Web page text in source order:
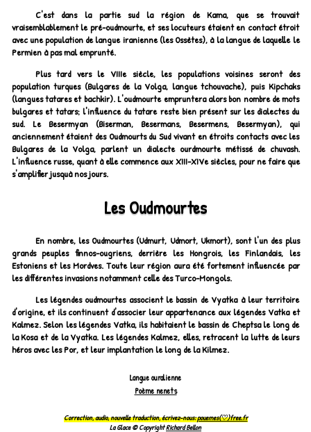
C'est dans la partie sud la région de Kama, que se trouvait
vraisemblablement le pré-oudmourte, et ses locuteurs étaient en contact étroit
avec une population de langue iranienne (les Ossètes), à la langue de laquelle le
Permien à pas mal emprunté.
Plus tard vers le VIIIe siècle, les populations voisines seront des
population turques (Bulgares de la Volga, langue tchouvache), puis Kipchaks
(langues tatares et bachkir). L'oudmourte empruntera alors bon nombre de mots
bulgares et tatars; l'influence du tatare reste bien présent sur les dialectes du
sud. Le Besermyan (Biserman, Besermans, Besermens, Besermyan), qui
anciennement étaient des Oudmourts du Sud vivant en étroits contacts avec les
Bulgares de la Volga, parlent un dialecte ourdmourte métissé de chuvash.
L'influence russe, quant à elle commence aux XIII-XIVe siècles, pour ne faire que
s'amplifier jusquà nos jours.
Les Oudmourtes
En nombre, les Oudmourtes (Udmurt, Udmort, Ukmort), sont l'un des plus
grands peuples finnos-ougriens, derrière les Hongrois, les Finlandais, les
Estoniens et les Mordves. Toute leur région aura été fortement influencée par
les différentes invasions notamment celle des Turco-Mongols.
Les légendes oudmourtes associent le bassin de Vyatka à leur territoire
d'origine, et ils continuent d'associer leur appartenance aux légendes Vatka et
Kalmez. Selon les légendes Vatka, ils habitaient le bassin de Cheptsa le long de
la Kosa et de la Vyatka. Les légendes Kalmez, elles, retracent la lutte de leurs
héros avec les Por, et leur implantation le long de la Kilmez.
Langue ouralienne
Poème nenets
Correction, audio, nouvelle traduction, écrivez-nous:pouemes(♡)free.fr
La Glace © CopyrightRichard Bellon